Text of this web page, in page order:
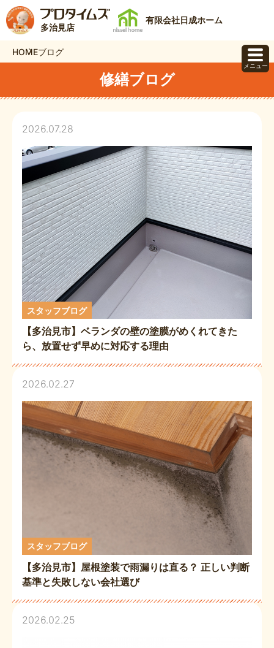
多治見店
有限会社日成ホーム
HOMEブログ
修繕ブログ
2026.07.28
スタッフブログ
【多治見市】ベランダの壁の塗膜がめくれてきた
ら、放置せず早めに対応する理由
2026.02.27
スタッフブログ
【多治見市】屋根塗装で雨漏りは直る？ 正しい判断
基準と失敗しない会社選び
2026.02.25
メニュー